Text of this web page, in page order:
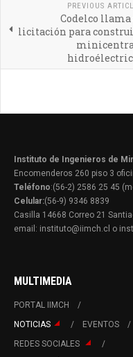
PREVIOUS
Codelco llama
licitación para
Instituto de Ingenieros de
Encomenderos 260 piso 3
Teléfono:(56-2) 2586 25 45
Celular:(56-9) 9346 8839
Casilla 14668 Correo 21
email: instituto@iimch.cl o
MULTIMEDIA
PORTAL IIMCH
NOTICIAS
EVENTOS
REDES SOCIALES